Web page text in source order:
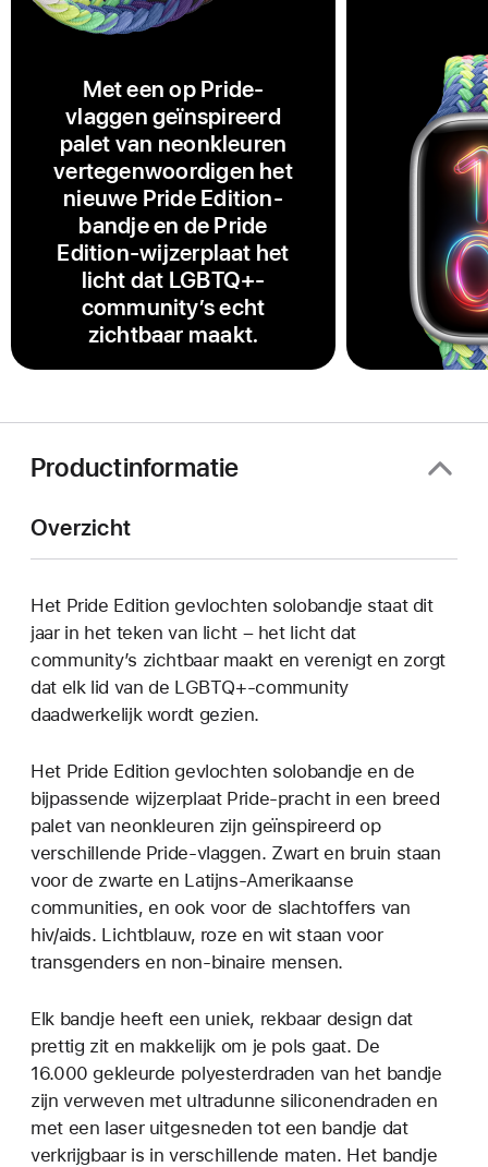
Met een op Pride-
vlaggen geïnspireerd
palet van neonkleuren
vertegenwoordigen het
nieuwe Pride Edition-
bandje en de Pride
Edition-wijzerplaat het
licht dat LGBTQ+-
community’s echt
zichtbaar maakt.
Productinformatie
Overzicht
Het Pride Edition gevlochten solobandje staat dit
jaar in het teken van licht – het licht dat
community’s zichtbaar maakt en verenigt en zorgt
dat elk lid van de LGBTQ+-community
daadwerkelijk wordt gezien.
Het Pride Edition gevlochten solobandje en de
bijpassende wijzerplaat Pride-pracht in een breed
palet van neonkleuren zijn geïnspireerd op
verschillende Pride-vlaggen. Zwart en bruin staan
voor de zwarte en Latijns-Amerikaanse
communities, en ook voor de slachtoffers van
hiv/aids. Lichtblauw, roze en wit staan voor
transgenders en non-binaire mensen.
Elk bandje heeft een uniek, rekbaar design dat
prettig zit en makkelijk om je pols gaat. De
16.000 gekleurde polyesterdraden van het bandje
zijn verweven met ultradunne siliconendraden en
met een laser uitgesneden tot een bandje dat
verkrijgbaar is in verschillende maten. Het bandje